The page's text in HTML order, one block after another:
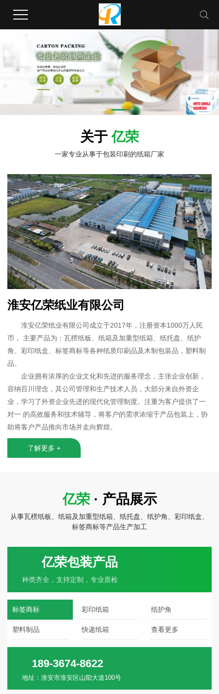
关于亿荣
一家专业从事于包装印刷的纸箱厂家
淮安亿荣纸业有限公司
淮安亿荣纸业有限公司成立于2017年，注册资本1000万人民
币， 主要产品为：瓦楞纸板、纸箱及加重型纸箱、纸托盘、纸护
角、彩印纸盒、标签商标等各种纸质印刷品及木制包装品，塑料制
品。
企业拥有浓厚的企业文化和先进的服务理念，主张企业创新，
容纳百川理念，其公司管理和生产技术人员，大部分来自外资企
业，学习了外资企业先进的现代化管理制度。注重为客户提供了一
对一 的高效服务和技术辅导，将客户的需求浓缩于产品包装上，协
助将客户产品推向市场并走向辉煌。
了解更多 +
亿荣 · 产品展示
从事瓦楞纸板、纸箱及加重型纸箱、纸托盘、纸护角、彩印纸盒、
标签商标等产品生产加工
亿荣包装产品
种类齐全，支持定制，专业质检
标签商标 彩印纸箱 纸护角
塑料制品 快递纸箱 查看更多
189-3674-8622
地址：淮安市淮安区山阳大道100号